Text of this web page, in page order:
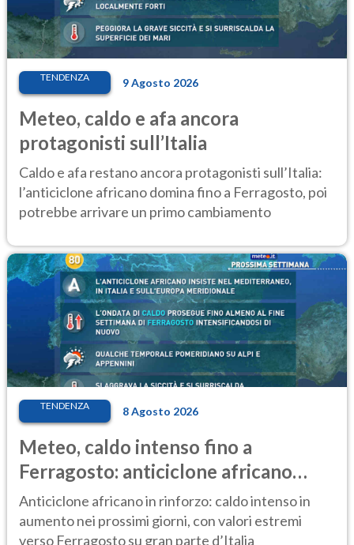
TENDENZA 9 Agosto 2026
Meteo, caldo e afa ancora
protagonisti sull’Italia
Caldo e afa restano ancora protagonisti sull’Italia:
l’anticiclone africano domina fino a Ferragosto, poi
potrebbe arrivare un primo cambiamento
TENDENZA 8 Agosto 2026
Meteo, caldo intenso fino a
Ferragosto: anticiclone africano
ancora protagonista
Anticiclone africano in rinforzo: caldo intenso in
aumento nei prossimi giorni, con valori estremi
verso Ferragosto su gran parte d’Italia